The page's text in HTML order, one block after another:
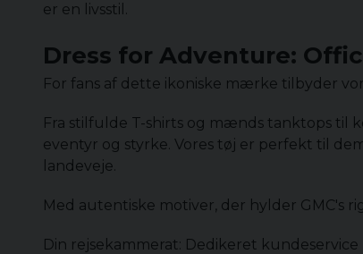
er en livsstil.
Dress for Adventure:
For fans af dette ikoniske mærke tilbyder
Fra stilfulde T-shirts og mænds tanktops til
eventyr og styrke. Vores tøj er perfekt til
landeveje.
Med autentiske motiver, der hylder GMC's
Din rejsekammerat: Dedikeret kundeservice